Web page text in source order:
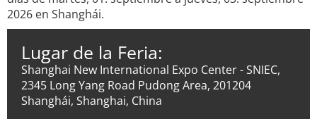
2026 en Shanghái.
Lugar de la Feria:
Shanghai New International Expo Center - SNIEC,
2345 Long Yang Road Pudong Area, 201204
Shanghái, Shanghai, China